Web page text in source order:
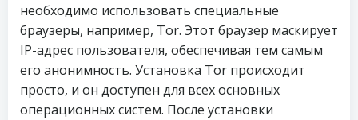
необходимо использовать специальные
браузеры, например, Tor. Этот браузер маскирует
IP-адрес пользователя, обеспечивая тем самым
его анонимность. Установка Tor происходит
просто, и он доступен для всех основных
операционных систем. После установки